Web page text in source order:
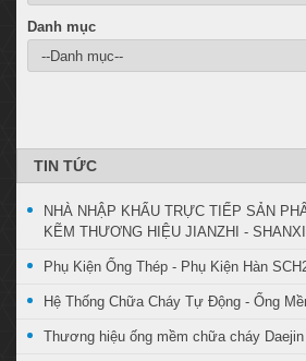
Danh mục
TIN TỨC
NHÀ NHẬP KHẨU TRỰC TIẾP SẢN
KẼM THƯƠNG HIỆU JIANZHI -
Phụ Kiện Ống Thép - Phụ Kiện Hàn
Hệ Thống Chữa Cháy Tự Động - Ống
Thương hiệu ống mềm chữa cháy